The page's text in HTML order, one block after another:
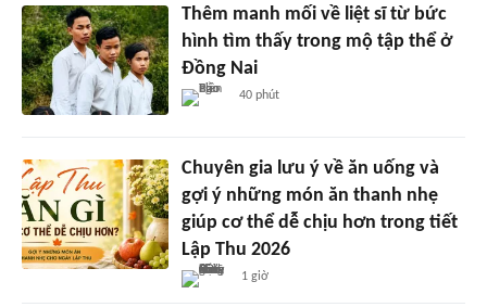
Thêm manh mối về liệt sĩ từ bức
hình tìm thấy trong mộ tập thể ở
Đồng Nai
40 phút
Chuyên gia lưu ý về ăn uống và
gợi ý những món ăn thanh nhẹ
giúp cơ thể dễ chịu hơn trong tiết
Lập Thu 2026
1 giờ